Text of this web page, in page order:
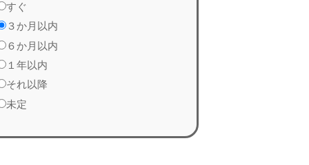
すぐ
３か月以内
６か月以内
１年以内
それ以降
未定